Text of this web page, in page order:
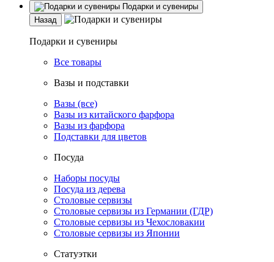
Подарки и сувениры
Назад
Подарки и сувениры
Все товары
Вазы и подставки
Вазы (все)
Вазы из китайского фарфора
Вазы из фарфора
Подставки для цветов
Посуда
Наборы посуды
Посуда из дерева
Столовые сервизы
Столовые сервизы из Германии (ГДР)
Столовые сервизы из Чехословакии
Столовые сервизы из Японии
Статуэтки